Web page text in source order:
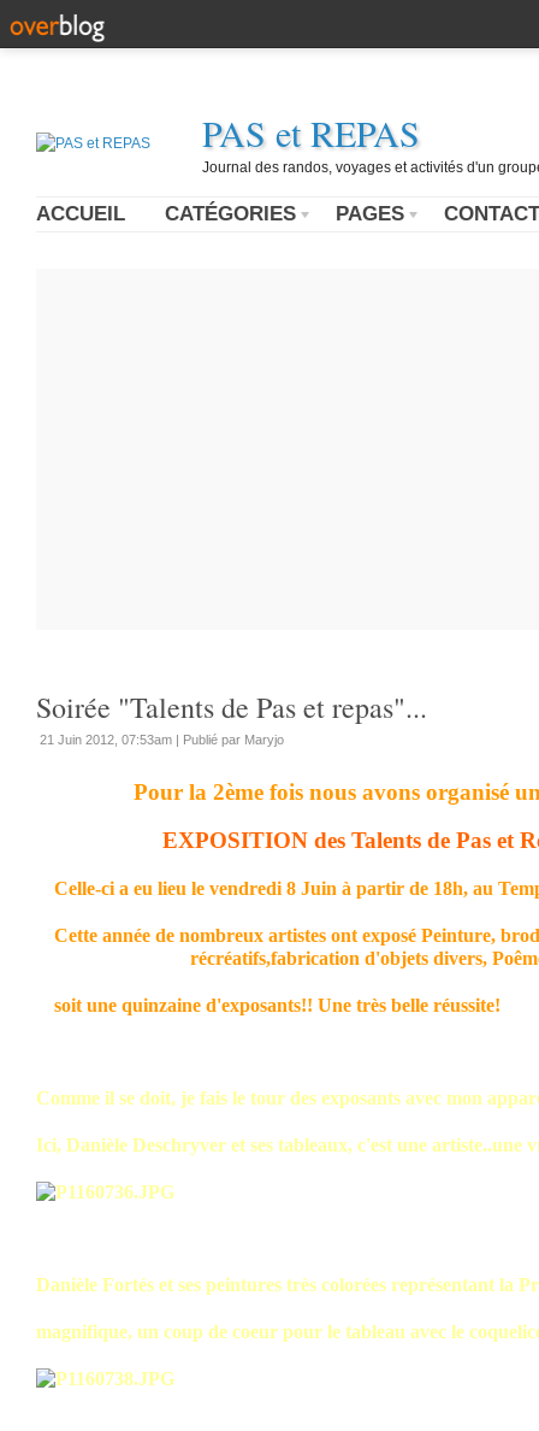
PAS et REPAS
Journal des randos, voyages et activités d'un
ACCUEIL CATÉGORIES PAGES CONTACT
Soirée "Talents de Pas et repas"...
21 Juin 2012, 07:53am | Publié par Maryjo
Pour la 2ème fois nous avons organisé
EXPOSITION des Talents de Pas et
Celle-ci a eu lieu le vendredi 8 Juin à partir de 18h, au
Cette année de nombreux artistes ont exposé Peinture,
récréatifs,fabrication d'objets divers,
soit une quinzaine d'exposants!! Une très belle réussite!
Comme il se doit, je fais le tour des exposants avec mon
Ici, Danièle Deschryver et ses tableaux, c'est une artiste..une
Danièle Fortés et ses peintures très colorées représentant la
magnifique, un coup de coeur pour le tableau avec le